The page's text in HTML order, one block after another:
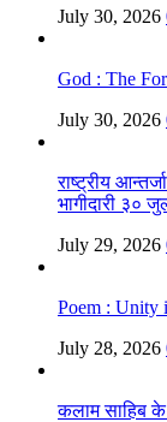
July 30, 2026
God : The
July 30, 2026
राष्ट्रीय
भागीदारी ३०
July 29, 2026
Poem : Unity
July 28, 2026
कलाम साहिब के